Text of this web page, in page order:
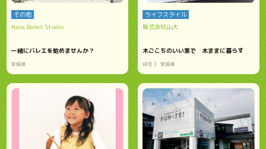
その他
Nana Ballet Studio
一緒にバレエを始めませんか？
宮城県
ライフスタイル
株式会社山大
木ごこちのいい家で 木ままに暮らす
住宅 宮城県